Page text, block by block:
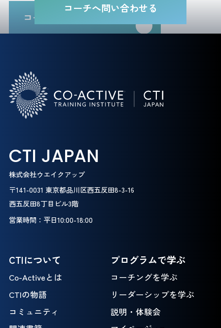
コーチ一覧に戻る
コーチへ問い合わせる
CTI JAPAN
株式会社ウエイクアップ
〒141-0031 東京都品川区西五反田8-3-16
西五反田8丁目ビル3階
営業時間：平日10:00-18:00
CTIについて
Co-Activeとは
CTIの物語
コミュニティ
プログラムで学ぶ
コーチングを学ぶ
リーダーシップを学ぶ
説明・体験会